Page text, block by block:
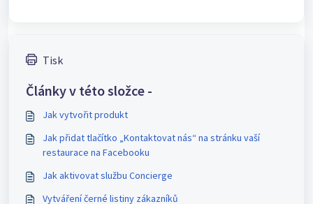
Tisk
Články v této složce -
Jak vytvořit produkt
Jak přidat tlačítko „Kontaktovat nás“ na stránku vaší
restaurace na Facebooku
Jak aktivovat službu Concierge
Vytváření černé listiny zákazníků